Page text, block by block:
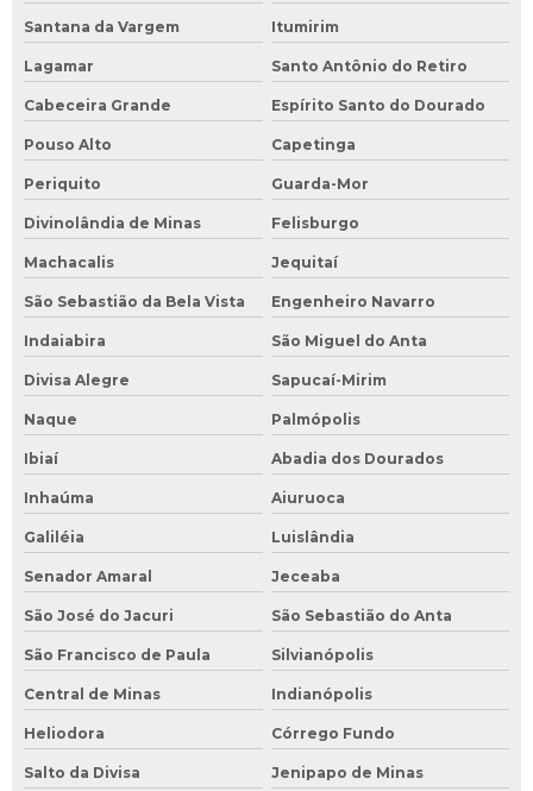
Santana da Vargem Itumirim
Lagamar Santo Antônio do Retiro
Cabeceira Grande Espírito Santo do Dourado
Pouso Alto Capetinga
Periquito Guarda-Mor
Divinolândia de Minas Felisburgo
Machacalis Jequitaí
São Sebastião da Bela Vista Engenheiro Navarro
Indaiabira São Miguel do Anta
Divisa Alegre Sapucaí-Mirim
Naque Palmópolis
Ibiaí Abadia dos Dourados
Inhaúma Aiuruoca
Galiléia Luislândia
Senador Amaral Jeceaba
São José do Jacuri São Sebastião do Anta
São Francisco de Paula Silvianópolis
Central de Minas Indianópolis
Heliodora Córrego Fundo
Salto da Divisa Jenipapo de Minas